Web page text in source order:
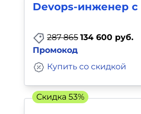
Devops-инженер
287 865 134 600 руб.
Промокод
Купить со скидкой
Скидка 53%